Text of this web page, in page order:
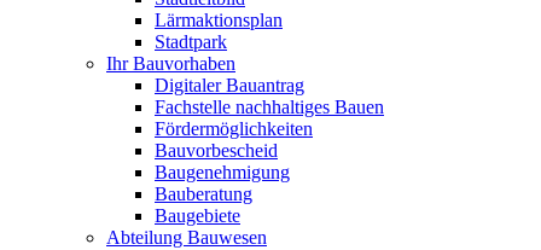
Lärmaktionsplan
Stadtpark
Ihr Bauvorhaben
Digitaler Bauantrag
Fachstelle nachhaltiges Bauen
Fördermöglichkeiten
Bauvorbescheid
Baugenehmigung
Bauberatung
Baugebiete
Abteilung Bauwesen